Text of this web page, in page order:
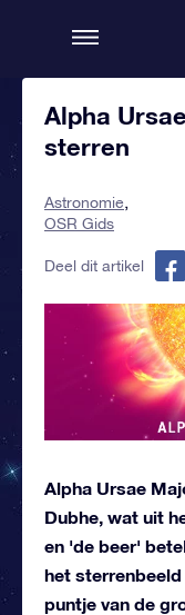
Alpha
sterren
Astronomie
OSR Gids
Deel dit artikel
Alpha Ursae
Dubhe, wat uit
en 'de beer'
het
puntje van de